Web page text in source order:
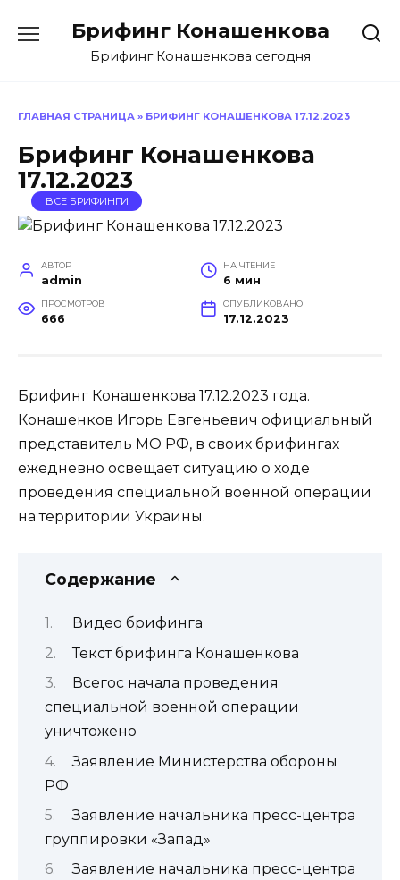
содержанию
Брифинг Конашенкова
Брифинг Конашенкова сегодня
ГЛАВНАЯ СТРАНИЦА » БРИФИНГ КОНАШЕНКОВА 17.12.2023
Брифинг Конашенкова
17.12.2023
ВСЕ БРИФИНГИ
АВТОР
admin
НА ЧТЕНИЕ
6 мин
ПРОСМОТРОВ
666
ОПУБЛИКОВАНО
17.12.2023
Брифинг Конашенкова 17.12.2023 года.
Конашенков Игорь Евгеньевич официальный
представитель МО РФ, в своих брифингах
ежедневно освещает ситуацию о ходе
проведения специальной военной операции
на территории Украины.
Содержание
Видео брифинга
Текст брифинга Конашенкова
Всегос начала проведения
специальной военной операции
уничтожено
Заявление Министерства обороны
РФ
Заявление начальника пресс-центра
группировки «Запад»
Заявление начальника пресс-центра